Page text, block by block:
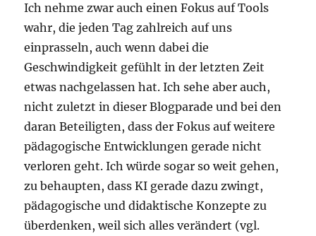
Ich nehme zwar auch einen Fokus auf Tools
wahr, die jeden Tag zahlreich auf uns
einprasseln, auch wenn dabei die
Geschwindigkeit gefühlt in der letzten Zeit
etwas nachgelassen hat. Ich sehe aber auch,
nicht zuletzt in dieser Blogparade und bei den
daran Beteiligten, dass der Fokus auf weitere
pädagogische Entwicklungen gerade nicht
verloren geht. Ich würde sogar so weit gehen,
zu behaupten, dass KI gerade dazu zwingt,
pädagogische und didaktische Konzepte zu
überdenken, weil sich alles verändert (vgl.